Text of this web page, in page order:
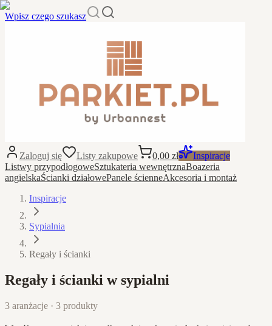
Wpisz czego szukasz
Zaloguj się Listy zakupowe 0,00 zł
Inspiracje
Listwy przypodłogoweSztukateria wewnętrznaBoazeria
angielskaŚcianki działowePanele ścienneAkcesoria i montaż
Inspiracje
Sypialnia
Regały i ścianki
Regały i ścianki w sypialni
3 aranżacje · 3 produkty